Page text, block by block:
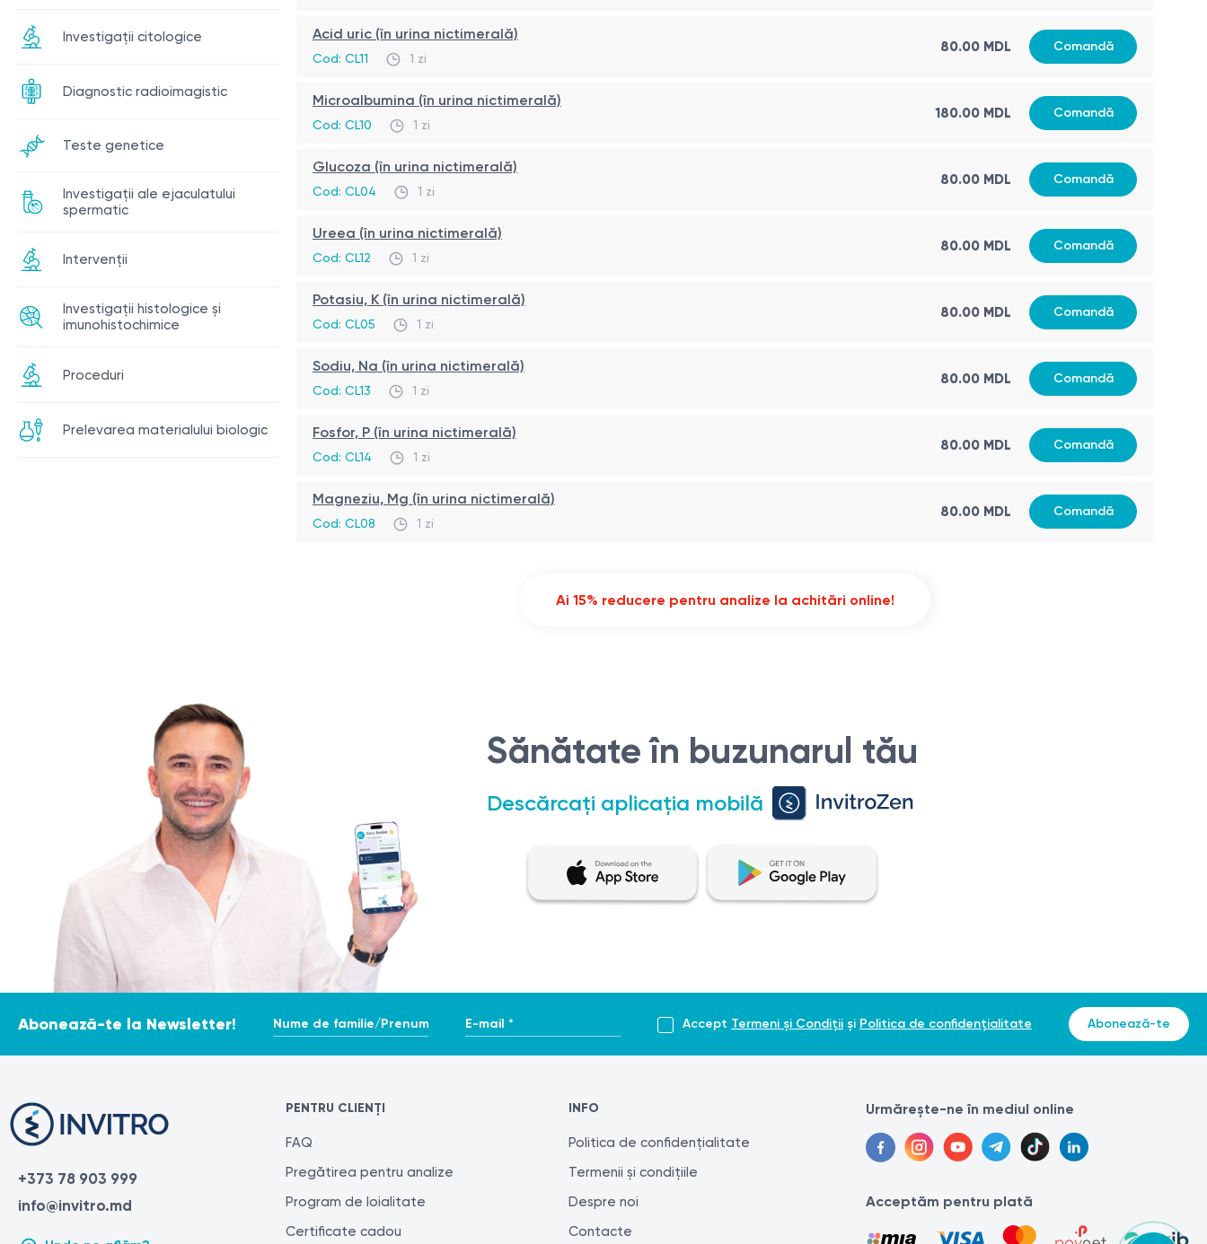
Investigații citologice
Diagnostic radioimagistic
Teste genetice
Investigații ale ejaculatului
spermatic
Intervenții
Investigații histologice și
imunohistochimice
Proceduri
Prelevarea materialului biologic
Acid uric (în urina nictimerală)
Cod: CL11 1 zi
80.00 MDL Comandă
Microalbumina (în urina nictimerală)
Cod: CL10 1 zi
180.00 MDL Comandă
Glucoza (în urina nictimerală)
Cod: CL04 1 zi
80.00 MDL Comandă
Ureea (în urina nictimerală)
Cod: CL12 1 zi
80.00 MDL Comandă
Potasiu, K (în urina nictimerală)
Cod: CL05 1 zi
80.00 MDL Comandă
Sodiu, Na (în urina nictimerală)
Cod: CL13 1 zi
80.00 MDL Comandă
Fosfor, P (în urina nictimerală)
Cod: CL14 1 zi
80.00 MDL Comandă
Magneziu, Mg (în urina nictimerală)
Cod: CL08 1 zi
80.00 MDL Comandă
Ai 15% reducere pentru analize la achitări online!
Sănătate în buzunarul tău
Descărcați aplicația mobilă
Abonează-te la Newsletter! Nume de familie/Prenume * E-mail * Accept Termeni și Condiții și Politica de confidențialitate Abonează-te
+373 78 903 999
info@invitro.md
PENTRU CLIENȚI
FAQ
Pregătirea pentru analize
Program de loialitate
Certificate cadou
INFO
Politica de confidențialitate
Termenii și condițiile
Despre noi
Contacte
Urmărește-ne în mediul online
Acceptăm pentru plată